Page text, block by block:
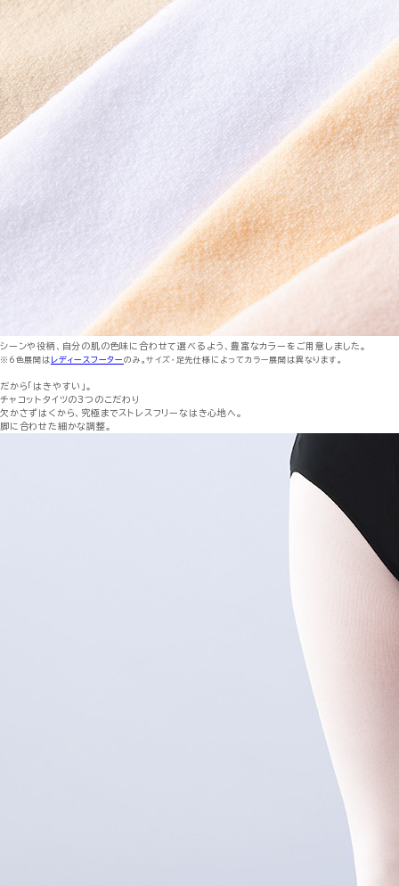
シーンや役柄、自分の肌の色味に合わせて選べるよう、豊富なカラーをご用意しました。
※6色展開は レディースフーターのみ。サイズ・足先仕様によってカラー展開は異なります。
だから「はきやすい」。
チャコットタイツの3つのこだわり
欠かさずはくから、究極までストレスフリーなはき心地へ。
脚に合わせた細かな調整。